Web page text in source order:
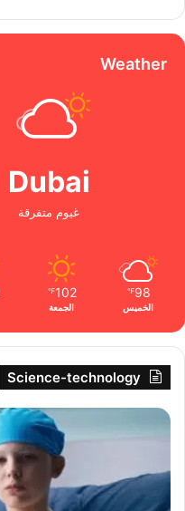
Weather
Dubai
غيوم متفرقة
98
℉
الخميس
102
℉
الجمعة
Science-technology